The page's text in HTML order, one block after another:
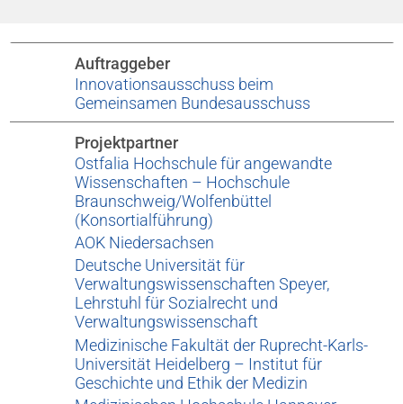
Auftraggeber
Innovationsausschuss beim
Gemeinsamen Bundesausschuss
Projektpartner
Ostfalia Hochschule für angewandte
Wissenschaften – Hochschule
Braunschweig/Wolfenbüttel
(Konsortialführung)
AOK Niedersachsen
Deutsche Universität für
Verwaltungswissenschaften Speyer,
Lehrstuhl für Sozialrecht und
Verwaltungswissenschaft
Medizinische Fakultät der Ruprecht-Karls-
Universität Heidelberg – Institut für
Geschichte und Ethik der Medizin